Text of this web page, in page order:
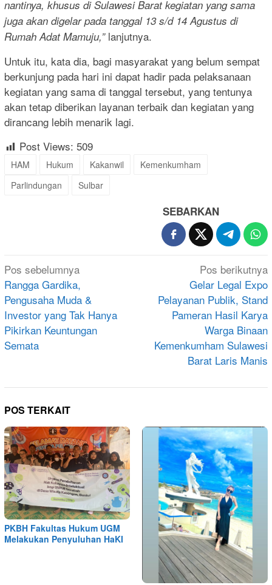
nantinya, khusus di Sulawesi Barat kegiatan yang sama
juga akan digelar pada tanggal 13 s/d 14 Agustus di
Rumah Adat Mamuju,”lanjutnya.
Untuk itu, kata dia, bagi masyarakat yang belum sempat
berkunjung pada hari ini dapat hadir pada pelaksanaan
kegiatan yang sama di tanggal tersebut, yang tentunya
akan tetap diberikan layanan terbaik dan kegiatan yang
dirancang lebih menarik lagi.
Post Views: 509
HAM Hukum Kakanwil
Kemenkumham
Parlindungan
Sulbar
SEBARKAN
Navigasi
pos
Pos sebelumnya
Rangga Gardika,
Pengusaha Muda &
Investor yang Tak Hanya
Pikirkan Keuntungan
Semata
Pos berikutnya
Gelar Legal Expo
Pelayanan Publik, Stand
Pameran Hasil Karya
Warga Binaan
Kemenkumham Sulawesi
Barat Laris Manis
POS TERKAIT
PKBH Fakultas Hukum UGM
Melakukan Penyuluhan HaKI